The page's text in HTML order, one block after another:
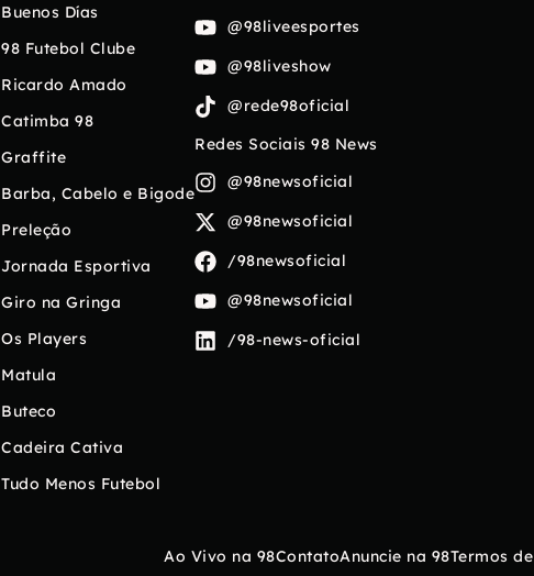
Buenos Días
98 Futebol Clube
Ricardo Amado
Catimba 98
Graffite
Barba, Cabelo e Bigode
Preleção
Jornada Esportiva
Giro na Gringa
Os Players
Matula
Buteco
Cadeira Cativa
Tudo Menos Futebol
@98liveesportes
@98liveshow
@rede98oficial
Redes Sociais 98 News
@98newsoficial
@98newsoficial
/98newsoficial
@98newsoficial
/98-news-oficial
Ao Vivo na 98ContatoAnuncie na 98Termos